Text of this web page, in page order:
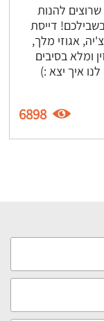
שרוצים להנות
דייסת
אגוזי מלך,
ומלא בסיבים
איך יצא :)
6898